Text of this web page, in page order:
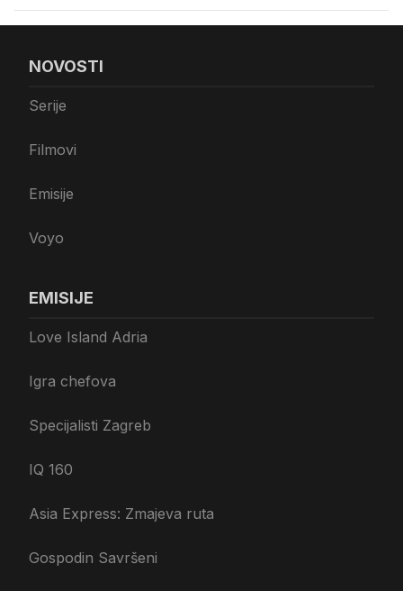
NOVOSTI
Serije
Filmovi
Emisije
Voyo
EMISIJE
Love Island Adria
Igra chefova
Specijalisti Zagreb
IQ 160
Asia Express: Zmajeva ruta
Gospodin Savršeni